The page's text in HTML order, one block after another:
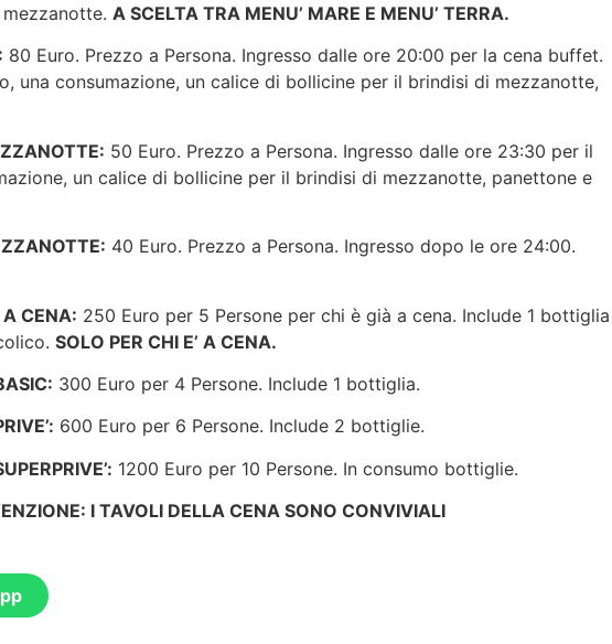
A SCELTA TRA MENU’ MARE E MENU’ TERRA.
80 Euro. Prezzo a Persona. Ingresso dalle ore 20:00 per la cena buffet.
una consumazione, un calice di bollicine per il brindisi di mezzanotte,
50 Euro. Prezzo a Persona. Ingresso dalle ore 23:30 per il
un calice di bollicine per il brindisi di mezzanotte, panettone e
40 Euro. Prezzo a Persona. Ingresso dopo le ore 24:00.
A CENA: 250 Euro per 5 Persone per chi è già a cena. Include 1 bottiglia
SOLO PER CHI E’ A CENA.
300 Euro per 4 Persone. Include 1 bottiglia.
600 Euro per 6 Persone. Include 2 bottiglie.
1200 Euro per 10 Persone. In consumo bottiglie.
I TAVOLI DELLA CENA SONO CONVIVIALI